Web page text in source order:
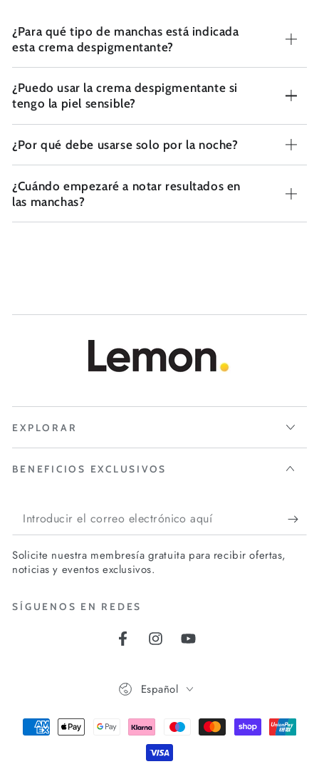
¿Para qué tipo de manchas está indicada
esta crema despigmentante?
¿Puedo usar la crema despigmentante si
tengo la piel sensible?
¿Por qué debe usarse solo por la noche?
¿Cuándo empezaré a notar resultados en
las manchas?
EXPLORAR
BENEFICIOS EXCLUSIVOS
Introducir
el
correo
aquí
Solicite nuestra membresía gratuita para recibir ofertas,
noticias y eventos exclusivos.
SÍGUENOS EN REDES
FacebookInstagramYouTube
Español
Métodos